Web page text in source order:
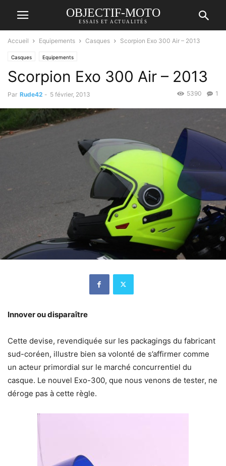
OBJECTIF-MOTO
ESSAIS ET ACTUALITÉS
Accueil Equipements Casques Scorpion Exo 300 Air – 2013
Casques Equipements
Scorpion Exo 300 Air – 2013
Par Rude42 - 5 février, 2013 1
5390
Innover ou disparaître
Cette devise, revendiquée sur les packagings du fabricant
sud-coréen, illustre bien sa volonté de s’affirmer comme
un acteur primordial sur le marché concurrentiel du
casque. Le nouvel Exo-300, que nous venons de tester, ne
déroge pas à cette règle.